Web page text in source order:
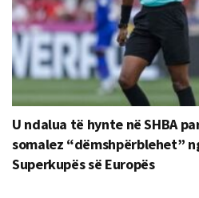
U ndalua të hynte në SHBA
somalez “dëmshpërblehet”
Superkupës së Europës